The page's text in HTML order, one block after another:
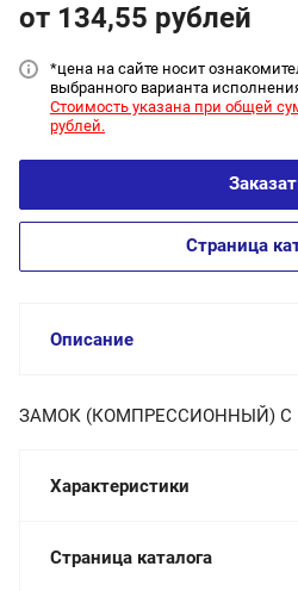
от 134,55 рублей
*цена на сайте носит
выбранного варианта
Стоимость указана при общей
рублей.
Страница
Описание
ЗАМОК (КОМПРЕССИОННЫЙ)
Характеристики
Страница каталога